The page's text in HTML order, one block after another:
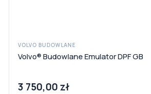
VOLVO BUDOWLANE
Volvo® Budowlane Emulator DPF GB
3 750,00 zł